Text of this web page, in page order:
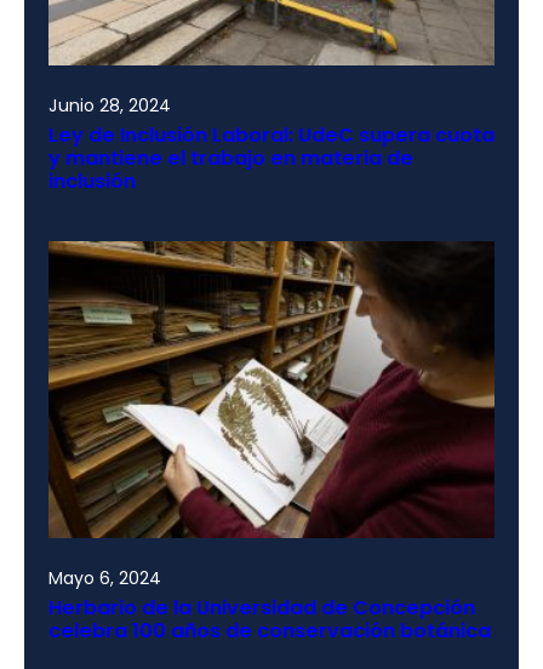
Junio 28, 2024
Ley de Inclusión Laboral: UdeC supera cuota
y mantiene el trabajo en materia de
inclusión
Mayo 6, 2024
Herbario de la Universidad de Concepción
celebra 100 años de conservación botánica